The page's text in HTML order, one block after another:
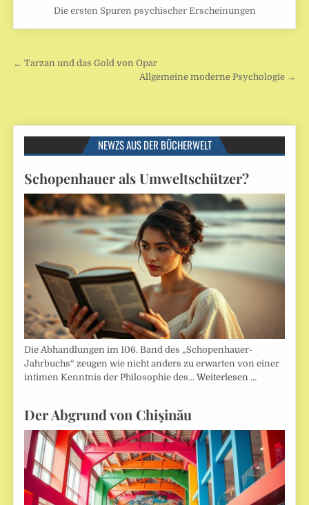
Die ersten Spuren psychischer Erscheinungen
Beitragsnavigation
← Tarzan und das Gold von Opar
Allgemeine moderne Psychologie →
NEWZS AUS DER BÜCHERWELT
Schopenhauer als Umweltschützer?
Die Abhandlungen im 106. Band des „Schopenhauer-
Jahrbuchs“ zeugen wie nicht anders zu erwarten von einer
intimen Kenntnis der Philosophie des…Weiterlesen …
Der Abgrund von Chişinău